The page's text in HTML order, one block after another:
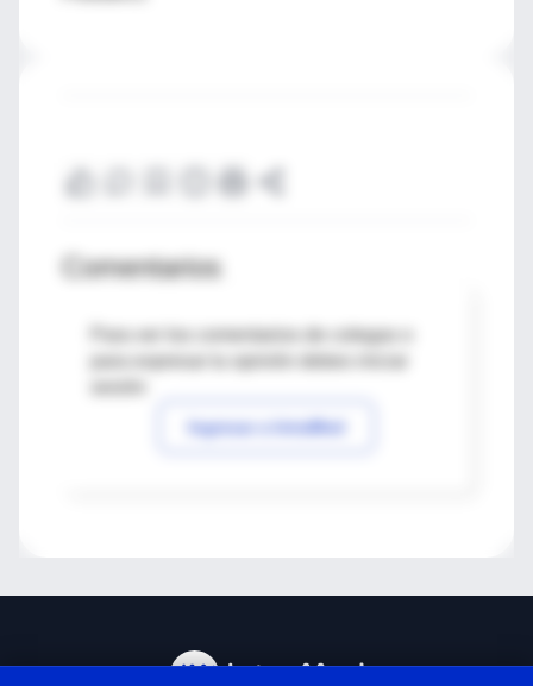
Comentarios
Para ver los comentarios de colegas o
Ingresar a IntraMed